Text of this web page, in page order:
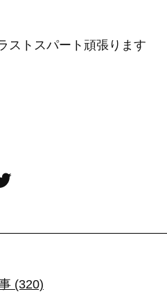
ストスパート頑張ります
(320)